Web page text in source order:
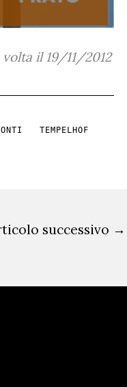
il 19/11/2012
TEMPELHOF
successivo →